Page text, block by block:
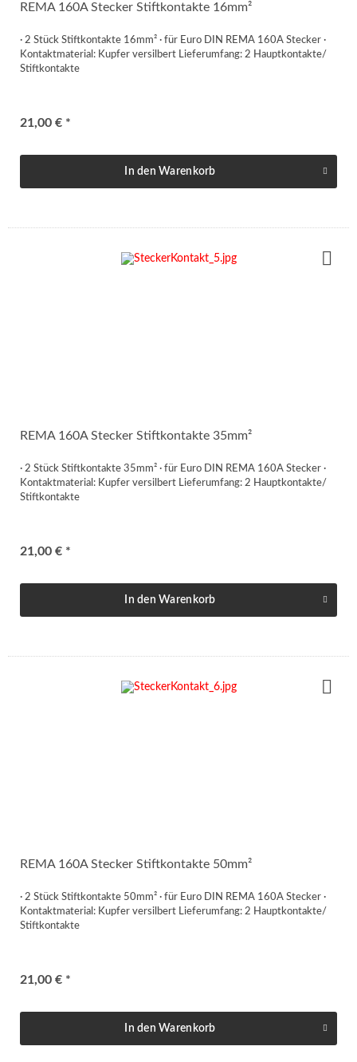
REMA 160A Stecker Stiftkontakte 16mm²
· 2 Stück Stiftkontakte 16mm² · für Euro DIN REMA 160A Stecker ·
Kontaktmaterial: Kupfer versilbert Lieferumfang: 2 Hauptkontakte/
Stiftkontakte
21,00 € *
In den Warenkorb
REMA 160A Stecker Stiftkontakte 35mm²
· 2 Stück Stiftkontakte 35mm² · für Euro DIN REMA 160A Stecker ·
Kontaktmaterial: Kupfer versilbert Lieferumfang: 2 Hauptkontakte/
Stiftkontakte
21,00 € *
In den Warenkorb
REMA 160A Stecker Stiftkontakte 50mm²
· 2 Stück Stiftkontakte 50mm² · für Euro DIN REMA 160A Stecker ·
Kontaktmaterial: Kupfer versilbert Lieferumfang: 2 Hauptkontakte/
Stiftkontakte
21,00 € *
In den Warenkorb